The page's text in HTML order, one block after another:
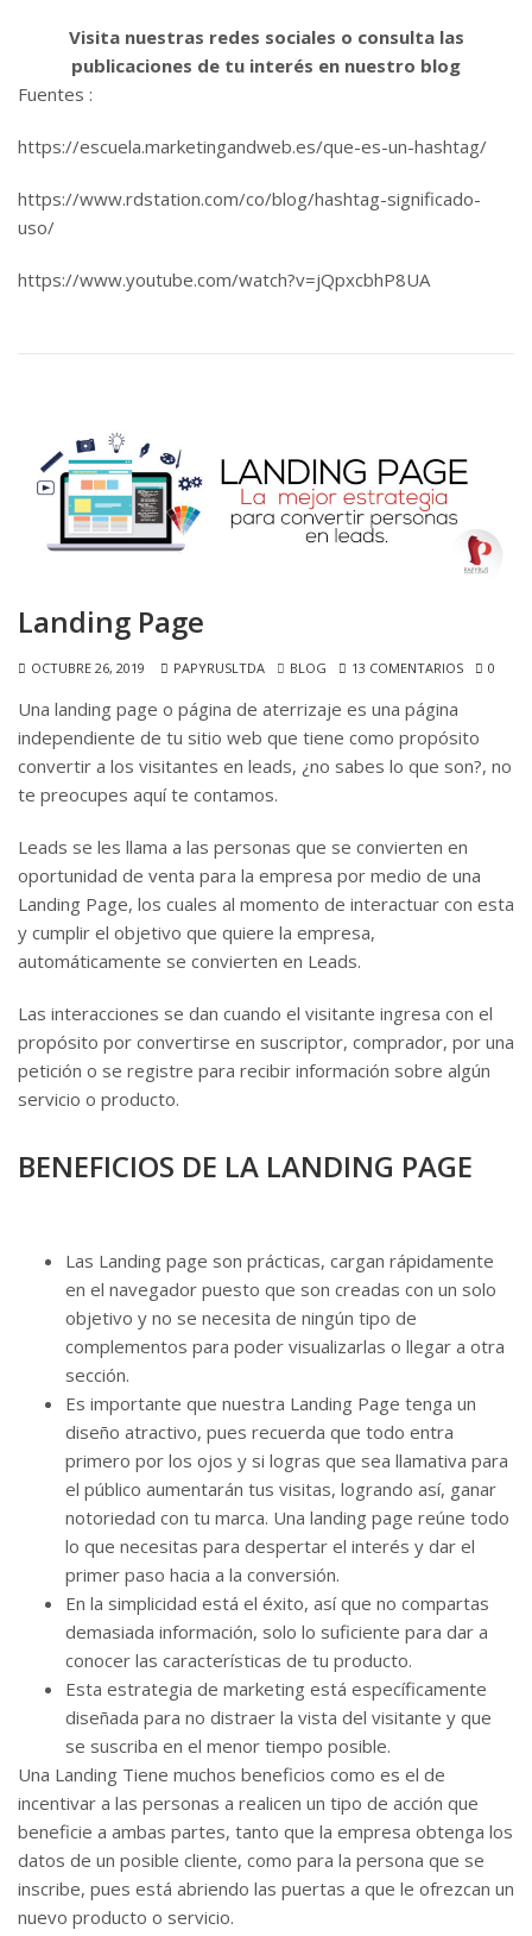
Visita nuestras redes sociales o consulta las
publicaciones de tu interés en nuestro blog
Fuentes :
https://escuela.marketingandweb.es/que-es-un-hashtag/
https://www.rdstation.com/co/blog/hashtag-significado-
uso/
https://www.youtube.com/watch?v=jQpxcbhP8UA
Landing Page
OCTUBRE 26, 2019 PAPYRUSLTDA BLOG 13 COMENTARIOS 0
Una landing page o página de aterrizaje es una página
independiente de tu sitio web que tiene como propósito
convertir a los visitantes en leads, ¿no sabes lo que son?, no
te preocupes aquí te contamos.
Leads se les llama a las personas que se convierten en
oportunidad de venta para la empresa por medio de una
Landing Page, los cuales al momento de interactuar con esta
y cumplir el objetivo que quiere la empresa,
automáticamente se convierten en Leads.
Las interacciones se dan cuando el visitante ingresa con el
propósito por convertirse en suscriptor, comprador, por una
petición o se registre para recibir información sobre algún
servicio o producto.
BENEFICIOS DE LA LANDING PAGE
Las Landing page son prácticas, cargan rápidamente
en el navegador puesto que son creadas con un solo
objetivo y no se necesita de ningún tipo de
complementos para poder visualizarlas o llegar a otra
sección.
Es importante que nuestra Landing Page tenga un
diseño atractivo, pues recuerda que todo entra
primero por los ojos y si logras que sea llamativa para
el público aumentarán tus visitas, logrando así, ganar
notoriedad con tu marca. Una landing page reúne todo
lo que necesitas para despertar el interés y dar el
primer paso hacia a la conversión.
En la simplicidad está el éxito, así que no compartas
demasiada información, solo lo suficiente para dar a
conocer las características de tu producto.
Esta estrategia de marketing está específicamente
diseñada para no distraer la vista del visitante y que
se suscriba en el menor tiempo posible.
Una Landing Tiene muchos beneficios como es el de
incentivar a las personas a realicen un tipo de acción que
beneficie a ambas partes, tanto que la empresa obtenga los
datos de un posible cliente, como para la persona que se
inscribe, pues está abriendo las puertas a que le ofrezcan un
nuevo producto o servicio.